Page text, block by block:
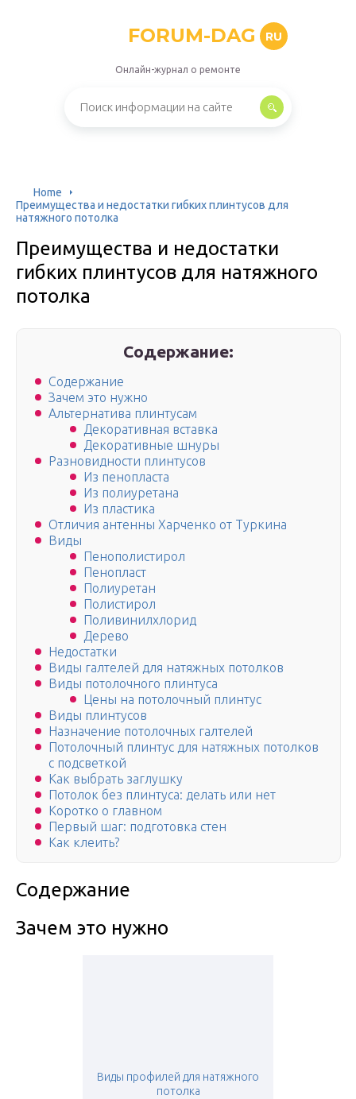
FORUM-DAG RU
Онлайн-журнал о ремонте
Home
Преимущества и недостатки гибких плинтусов для
натяжного потолка
Преимущества и недостатки
гибких плинтусов для натяжного
потолка
Содержание:
Содержание
Зачем это нужно
Альтернатива плинтусам
Декоративная вставка
Декоративные шнуры
Разновидности плинтусов
Из пенопласта
Из полиуретана
Из пластика
Отличия антенны Харченко от Туркина
Виды
Пенополистирол
Пенопласт
Полиуретан
Полистирол
Поливинилхлорид
Дерево
Недостатки
Виды галтелей для натяжных потолков
Виды потолочного плинтуса
Цены на потолочный плинтус
Виды плинтусов
Назначение потолочных галтелей
Потолочный плинтус для натяжных потолков
с подсветкой
Как выбрать заглушку
Потолок без плинтуса: делать или нет
Коротко о главном
Первый шаг: подготовка стен
Как клеить?
Содержание
Зачем это нужно
Виды профилей для натяжного
потолка